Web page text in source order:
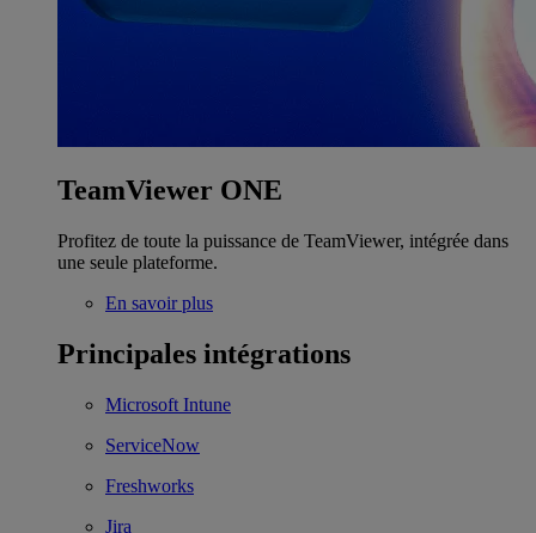
TeamViewer ONE
Profitez de toute la puissance de TeamViewer, intégrée dans
une seule plateforme.
En savoir plus
Principales intégrations
Microsoft Intune
ServiceNow
Freshworks
Jira